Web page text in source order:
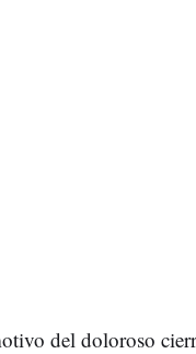
del doloroso